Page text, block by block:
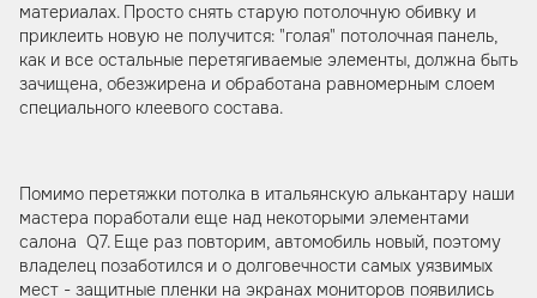
материалах. Просто снять старую потолочную обивку и
приклеить новую не получится: "голая" потолочная панель,
как и все остальные перетягиваемые элементы, должна быть
зачищена, обезжирена и обработана равномерным слоем
специального клеевого состава.
Помимо перетяжки потолка в итальянскую алькантару наши
мастера поработали еще над некоторыми элементами
салона Q7. Еще раз повторим, автомобиль новый, поэтому
владелец позаботился и о долговечности самых уязвимых
мест - защитные пленки на экранах мониторов появились